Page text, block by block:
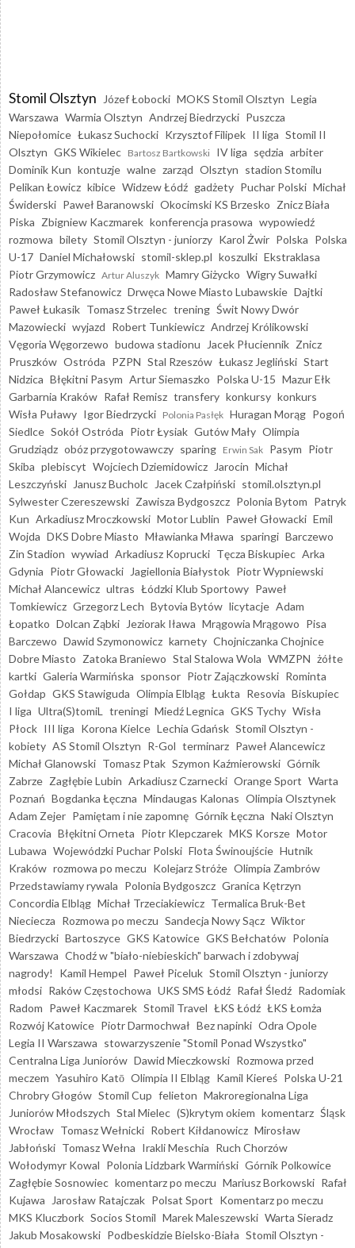
Stomil Olsztyn Józef Łobocki MOKS Stomil Olsztyn Legia
Warszawa Warmia Olsztyn Andrzej Biedrzycki Puszcza
Niepołomice Łukasz Suchocki Krzysztof Filipek II liga Stomil II
Olsztyn GKS Wikielec Bartosz Bartkowski IV liga sędzia arbiter
Dominik Kun kontuzje walne zarząd Olsztyn stadion Stomilu
Pelikan Łowicz kibice Widzew Łódź gadżety Puchar Polski Michał
Świderski Paweł Baranowski Okocimski KS Brzesko Znicz Biała
Piska Zbigniew Kaczmarek konferencja prasowa wypowiedź
rozmowa bilety Stomil Olsztyn - juniorzy Karol Żwir Polska Polska
U-17 Daniel Michałowski stomil-sklep.pl koszulki Ekstraklasa
Piotr Grzymowicz Artur Aluszyk Mamry Giżycko Wigry Suwałki
Radosław Stefanowicz Drwęca Nowe Miasto Lubawskie Dajtki
Paweł Łukasik Tomasz Strzelec trening Świt Nowy Dwór
Mazowiecki wyjazd Robert Tunkiewicz Andrzej Królikowski
Vęgoria Węgorzewo budowa stadionu Jacek Płuciennik Znicz
Pruszków Ostróda PZPN Stal Rzeszów Łukasz Jegliński Start
Nidzica Błękitni Pasym Artur Siemaszko Polska U-15 Mazur Ełk
Garbarnia Kraków Rafał Remisz transfery konkursy konkurs
Wisła Puławy Igor Biedrzycki Polonia Pasłęk Huragan Morąg Pogoń
Siedlce Sokół Ostróda Piotr Łysiak Gutów Mały Olimpia
Grudziądz obóz przygotowawczy sparing Erwin Sak Pasym Piotr
Skiba plebiscyt Wojciech Dziemidowicz Jarocin Michał
Leszczyński
Janusz Bucholc Jacek Czałpiński stomil.olsztyn.pl
Sylwester Czereszewski Zawisza Bydgoszcz Polonia Bytom Patryk
Kun Arkadiusz Mroczkowski Motor Lublin Paweł Głowacki Emil
Wojda DKS Dobre Miasto Mławianka Mława sparingi Barczewo
Zin Stadion wywiad Arkadiusz Koprucki Tęcza Biskupiec Arka
Gdynia Piotr Głowacki Jagiellonia Białystok Piotr Wypniewski
Michał Alancewicz ultras Łódzki Klub Sportowy Paweł
Tomkiewicz Grzegorz Lech Bytovia Bytów licytacje Adam
Łopatko Dolcan Ząbki Jeziorak Iława Mrągowia Mrągowo Pisa
Barczewo Dawid Szymonowicz karnety Chojniczanka Chojnice
Dobre Miasto Zatoka Braniewo Stal Stalowa Wola WMZPN żółte
kartki Galeria Warmińska sponsor Piotr Zajączkowski Rominta
Gołdap GKS Stawiguda Olimpia Elbląg Łukta Resovia Biskupiec
I liga Ultra(S)tomiL treningi Miedź Legnica GKS Tychy Wisła
Płock III liga Korona Kielce Lechia Gdańsk Stomil Olsztyn -
kobiety AS Stomil Olsztyn R-Gol terminarz Paweł Alancewicz
Michał Glanowski Tomasz Ptak Szymon Kaźmierowski Górnik
Zabrze Zagłębie Lubin Arkadiusz Czarnecki Orange Sport Warta
Poznań Bogdanka Łęczna Mindaugas Kalonas Olimpia Olsztynek
Adam Zejer Pamiętam i nie zapomnę Górnik Łęczna Naki Olsztyn
Cracovia Błękitni Orneta Piotr Klepczarek MKS Korsze Motor
Lubawa Wojewódzki Puchar Polski Flota Świnoujście Hutnik
Kraków rozmowa po meczu Kolejarz Stróże Olimpia Zambrów
Przedstawiamy rywala Polonia Bydgoszcz Granica Kętrzyn
Concordia Elbląg Michał Trzeciakiewicz Termalica Bruk-Bet
Nieciecza Rozmowa po meczu Sandecja Nowy Sącz Wiktor
Biedrzycki Bartoszyce GKS Katowice GKS Bełchatów Polonia
Warszawa Chodź w "biało-niebieskich" barwach i zdobywaj
nagrody!
Kamil Hempel Paweł Piceluk Stomil Olsztyn - juniorzy
młodsi Raków Częstochowa UKS SMS Łódź Rafał Śledź Radomiak
Radom Paweł Kaczmarek Stomil Travel ŁKS Łódź ŁKS Łomża
Rozwój Katowice Piotr Darmochwał Bez napinki Odra Opole
Legia II Warszawa stowarzyszenie "Stomil Ponad Wszystko"
Centralna Liga Juniorów Dawid Mieczkowski Rozmowa przed
meczem Yasuhiro Katō Olimpia II Elbląg Kamil Kiereś Polska U-21
Chrobry Głogów Stomil Cup felieton Makroregionalna Liga
Juniorów Młodszych Stal Mielec (S)krytym okiem komentarz Śląsk
Wrocław Tomasz Wełnicki Robert Kiłdanowicz Mirosław
Jabłoński Tomasz Wełna Irakli Meschia Ruch Chorzów
Wołodymyr Kowal Polonia Lidzbark Warmiński Górnik Polkowice
Zagłębie Sosnowiec komentarz po meczu Mariusz Borkowski Rafał
Kujawa
Jarosław Ratajczak Polsat Sport Komentarz po meczu
MKS Kluczbork Socios Stomil Marek Maleszewski Warta Sieradz
Jakub Mosakowski Podbeskidzie Bielsko-Biała Stomil Olsztyn -